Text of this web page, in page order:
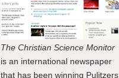
The Christian Science Monitor
is an international newspaper
that has been winning Pulitzers